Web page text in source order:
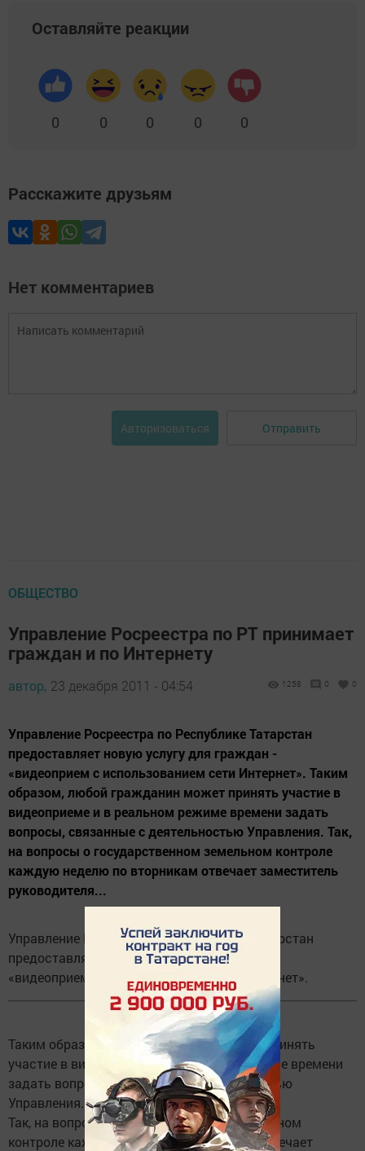
Оставляйте реакции
0 0 0 0 0
Расскажите друзьям
Нет комментариев
Авторизоваться Отправить
ОБЩЕСТВО
Управление Росреестра по РТ принимает
граждан и по Интернету
автор, 23 декабря 2011 - 04:54 1258 0 0
Управление Росреестра по Республике Татарстан
предоставляет новую услугу для граждан -
«видеоприем с использованием сети Интернет». Таким
образом, любой гражданин может принять участие в
видеоприеме и в реальном режиме времени задать
вопросы, связанные с деятельностью Управления. Так,
на вопросы о государственном земельном контроле
каждую неделю по вторникам отвечает заместитель
руководителя...
Управление Росреестра по Республике Татарстан
предоставляет новую услугу для граждан -
«видеоприем с использованием сети Интернет».
Таким образом, любой гражданин может принять
участие в видеоприеме и в реальном режиме времени
задать вопросы, связанные с деятельностью
Управления.
Так, на вопросы о государственном земельном
контроле каждую неделю по вторникам отвечает